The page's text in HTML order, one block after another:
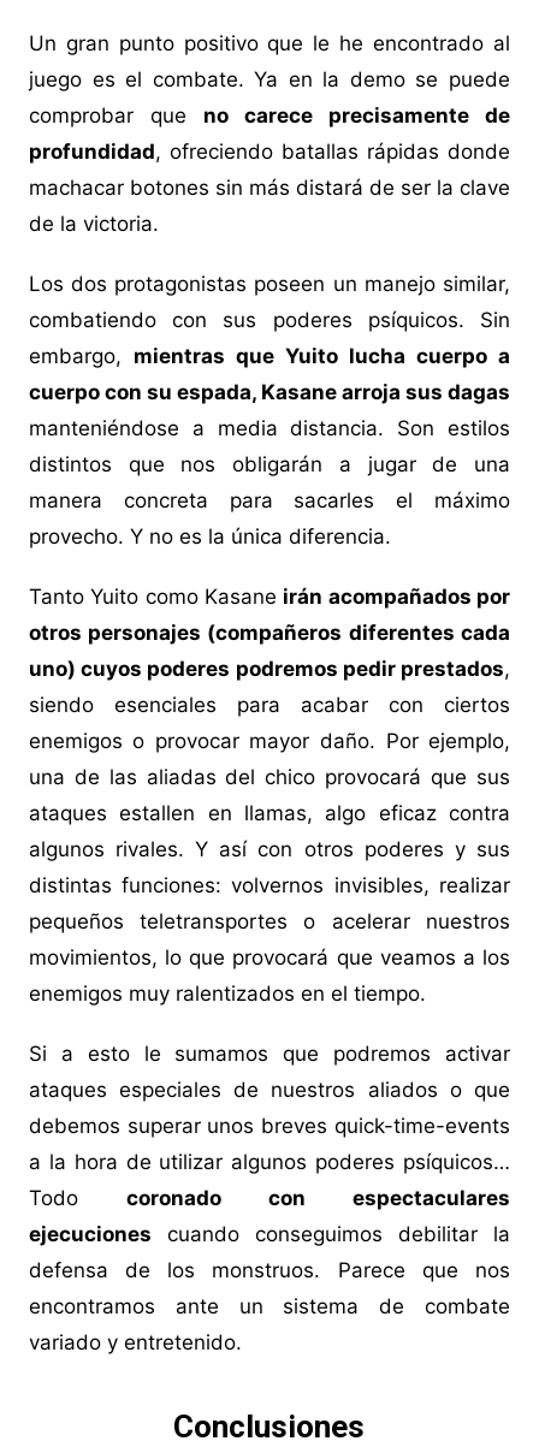
Un gran punto positivo que le he encontrado al
juego es el combate. Ya en la demo se puede
comprobar que no carece precisamente de
profundidad, ofreciendo batallas rápidas donde
machacar botones sin más distará de ser la clave
de la victoria.
Los dos protagonistas poseen un manejo similar,
combatiendo con sus poderes psíquicos. Sin
embargo, mientras que Yuito lucha cuerpo a
cuerpo con su espada, Kasane arroja sus dagas
manteniéndose a media distancia. Son estilos
distintos que nos obligarán a jugar de una
manera concreta para sacarles el máximo
provecho. Y no es la única diferencia.
Tanto Yuito como Kasane irán acompañados por
otros personajes (compañeros diferentes cada
uno) cuyos poderes podremos pedir prestados,
siendo esenciales para acabar con ciertos
enemigos o provocar mayor daño. Por ejemplo,
una de las aliadas del chico provocará que sus
ataques estallen en llamas, algo eficaz contra
algunos rivales. Y así con otros poderes y sus
distintas funciones: volvernos invisibles, realizar
pequeños teletransportes o acelerar nuestros
movimientos, lo que provocará que veamos a los
enemigos muy ralentizados en el tiempo.
Si a esto le sumamos que podremos activar
ataques especiales de nuestros aliados o que
debemos superar unos breves quick-time-events
a la hora de utilizar algunos poderes psíquicos…
Todo coronado con espectaculares
ejecuciones cuando conseguimos debilitar la
defensa de los monstruos. Parece que nos
encontramos ante un sistema de combate
variado y entretenido.
Conclusiones